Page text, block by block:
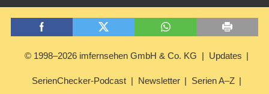
© 1998–2026 imfernsehen GmbH & Co. KG Updates
SerienChecker-Podcast Newsletter Serien A–Z